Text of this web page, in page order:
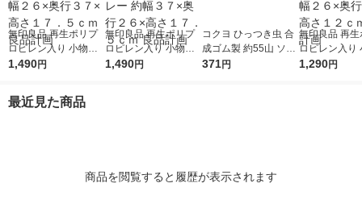
無印良品 再生ポリプ
ロピレン入り 小物収
納ケース 大 ホワイト
ｍ 良品計画
1,490円
無印良品 再生ポリプ
ロピレン入り 小物収
納ケース ワイド 大 ホ
1,490円
コクヨ ひっつき虫 合
成ゴム製 約55山 ソフ
ト粘着剤 タ-380
371円
無印良品 再生
ロピレン入り
納ケース 中
1,290円
最近見た商品
商品を閲覧すると履歴が表示されます